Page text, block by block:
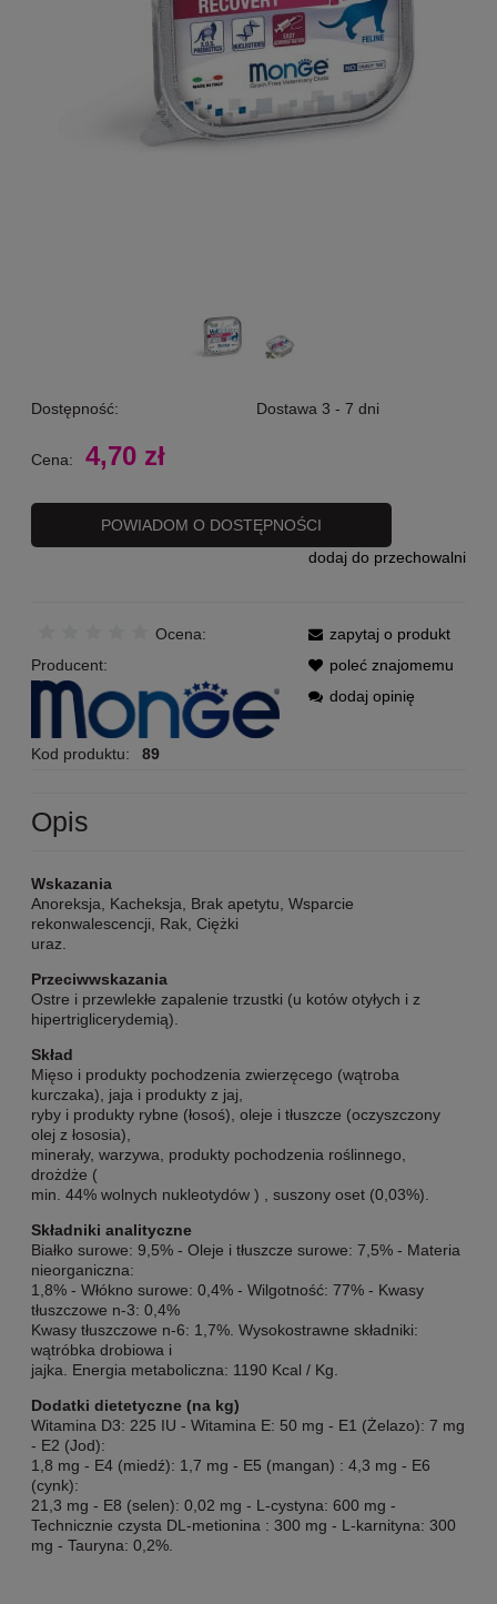
Dostępność: Dostawa 3 - 7 dni
Cena: 4,70 zł
POWIADOM O DOSTĘPNOŚCI
dodaj do przechowalni
Ocena:
Producent:
Kod produktu: 89
zapytaj o produkt
poleć znajomemu
dodaj opinię
Opis
Wskazania
Anoreksja, Kacheksja, Brak apetytu, Wsparcie
rekonwalescencji, Rak, Ciężki
uraz.
Przeciwwskazania
Ostre i przewlekłe zapalenie trzustki (u kotów otyłych i z
hipertriglicerydemią).
Skład
Mięso i produkty pochodzenia zwierzęcego (wątroba
kurczaka), jaja i produkty z jaj,
ryby i produkty rybne (łosoś), oleje i tłuszcze (oczyszczony
olej z łososia),
minerały, warzywa, produkty pochodzenia roślinnego,
drożdże (
min. 44% wolnych nukleotydów ) , suszony oset (0,03%).
Składniki analityczne
Białko surowe: 9,5% - Oleje i tłuszcze surowe: 7,5% - Materia
nieorganiczna:
1,8% - Włókno surowe: 0,4% - Wilgotność: 77% - Kwasy
tłuszczowe n-3: 0,4%
Kwasy tłuszczowe n-6: 1,7%. Wysokostrawne składniki:
wątróbka drobiowa i
jajka. Energia metaboliczna: 1190 Kcal / Kg.
Dodatki dietetyczne (na kg)
Witamina D3: 225 IU - Witamina E: 50 mg - E1 (Żelazo): 7 mg
- E2 (Jod):
1,8 mg - E4 (miedź): 1,7 mg - E5 (mangan) : 4,3 mg - E6
(cynk):
21,3 mg - E8 (selen): 0,02 mg - L-cystyna: 600 mg -
Technicznie czysta DL-metionina : 300 mg - L-karnityna: 300
mg - Tauryna: 0,2%.